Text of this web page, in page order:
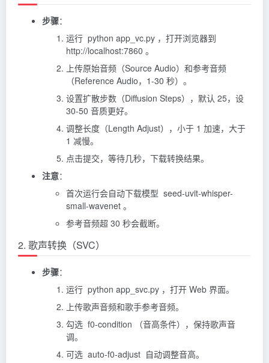
步骤：
运行 python app_vc.py ，打开浏览器到
http://localhost:7860 。
上传原始音频（Source Audio）和参考音频
（Reference Audio，1-30 秒）。
设置扩散步数（Diffusion Steps），默认 25，设
30-50 音质更好。
调整长度（Length Adjust），小于 1 加速，大于
1 减慢。
点击提交，等待几秒，下载转换结果。
注意：
首次运行会自动下载模型 seed-uvit-whisper-
small-wavenet 。
参考音频超 30 秒会截断。
2. 歌声转换（SVC）
步骤：
运行 python app_svc.py ，打开 Web 界面。
上传歌声音频和歌手参考音频。
勾选 f0-condition （音高条件），保持歌声音
调。
可选 auto-f0-adjust 自动调整音高。